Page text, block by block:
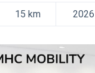
15 km 2026